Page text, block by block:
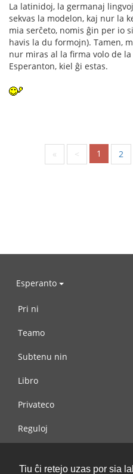
Tiu ĉi retejo uzas por sia
La latinidoj, la germanaj
sekvas la modelon, kaj nur la
mia serĉeto, nomis ĝin per io
havis la du formojn). Tamen,
nur miras al la firma volo de
Esperanton, kiel ĝi estas.
« < 1 2
Esperanto
Pri ni
Teamo
Subtenu nin
Libro
Privateco
Reguloj